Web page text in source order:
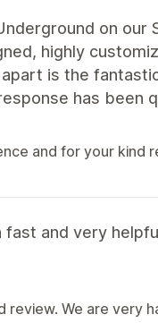
on
highly
is the
has been
and for your kind
and very
review. We are very